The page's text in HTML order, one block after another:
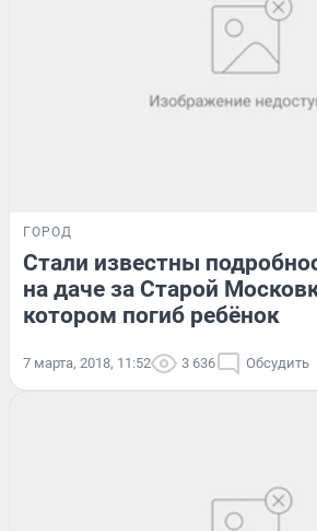
ГОРОД
Стали известны
на даче за Старой
котором погиб ребёнок
7 марта, 2018, 11:52 3 636 Обсудить